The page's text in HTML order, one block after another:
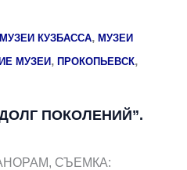
МУЗЕИ КУЗБАССА,МУЗЕИ
МУЗЕИ,ПРОКОПЬЕВСК,
ПОКОЛЕНИЙ”.
СЪЕМКА: